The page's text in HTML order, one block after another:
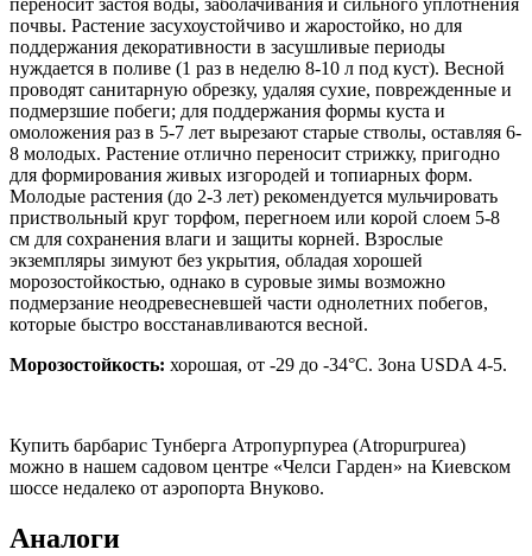
почвы. Растение засухоустойчиво и жаростойко, но для
поддержания декоративности в засушливые периоды
нуждается в поливе (1 раз в неделю 8-10 л под куст). Весной
проводят санитарную обрезку, удаляя сухие, поврежденные и
подмерзшие побеги; для поддержания формы куста и
омоложения раз в 5-7 лет вырезают старые стволы, оставляя 6-
8 молодых. Растение отлично переносит стрижку, пригодно
для формирования живых изгородей и топиарных форм.
Молодые растения (до 2-3 лет) рекомендуется мульчировать
приствольный круг торфом, перегноем или корой слоем 5-8
см для сохранения влаги и защиты корней. Взрослые
экземпляры зимуют без укрытия, обладая хорошей
морозостойкостью, однако в суровые зимы возможно
подмерзание неодревесневшей части однолетних побегов,
которые быстро восстанавливаются весной.
Морозостойкость: хорошая, от -29 до -34°C. Зона USDA 4-5.
Купить барбарис Тунберга Атропурпуреа (Atropurpurea)
можно в нашем садовом центре «Челси Гарден» на Киевском
шоссе недалеко от аэропорта Внуково.
Аналоги